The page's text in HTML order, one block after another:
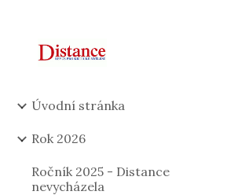
Úvodní stránka
Rok 2026
Ročník 2025 - Distance
nevycházela